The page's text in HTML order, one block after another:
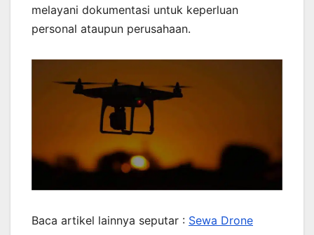
melayani dokumentasi untuk keperluan
personal ataupun perusahaan.
Baca artikel lainnya seputar : Sewa Drone